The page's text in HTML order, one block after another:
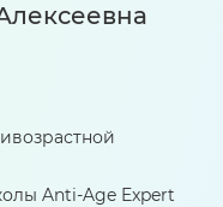
Anti-Age Expert